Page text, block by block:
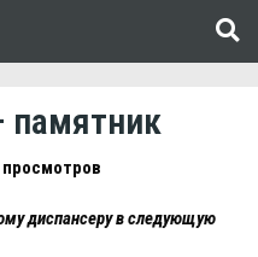
памятник
диспансеру в следующую